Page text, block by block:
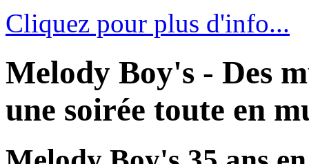
Cliquez pour plus d'info...
Melody Boy's - Des
une soirée toute en